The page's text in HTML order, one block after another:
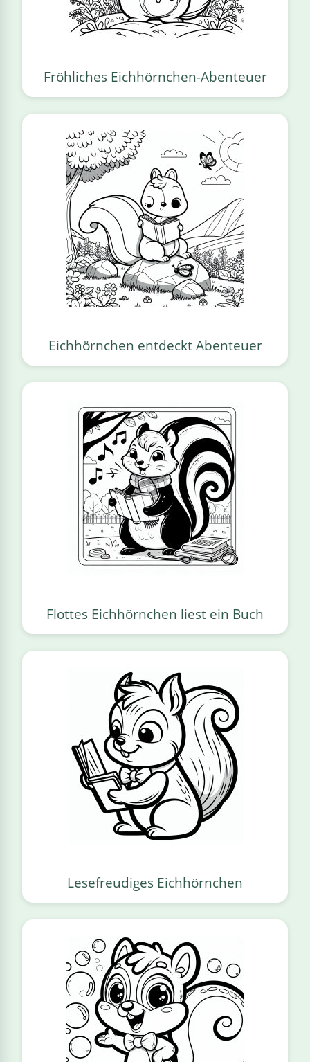
Fröhliches Eichhörnchen-Abenteuer
Eichhörnchen entdeckt Abenteuer
Flottes Eichhörnchen liest ein Buch
Lesefreudiges Eichhörnchen